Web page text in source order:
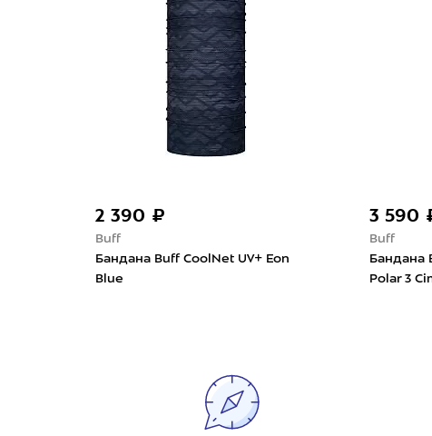
2 390 ₽
Buff
Бандана Buff CoolNet UV+ Eon
Blue
3 590
Buff
Бандана
Polar 3